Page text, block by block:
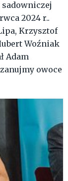
2024 r..
Krzysztof
Woźniak
Adam
owoce